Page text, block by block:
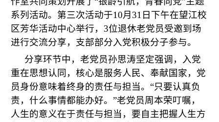
系列活动。第三次活动于10月31日下午在望江校
区芳华活动中心举行，3位退休老党员受邀到场
进行交流分享，支部部分入党积极分子参与。
分享环节中，老党员孙思涛坚定强调，入党
重在思想认同，核心是服务人民、奉献国家，党
员身份意味着终身的责任与担当。“只要认真负
责，什么事情都能办好。”老党员周本荣叮嘱，
人生的意义在于责任与担当，要自主把握人生方